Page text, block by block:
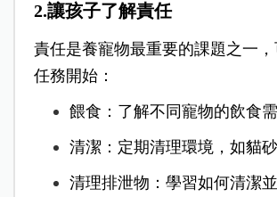
2.讓孩子了解責任
責任是養寵物最重要的課題之一
任務開始：
餵食：了解不同寵物的飲食需
清潔：定期清理環境，如貓砂
清理排泄物：學習如何清潔